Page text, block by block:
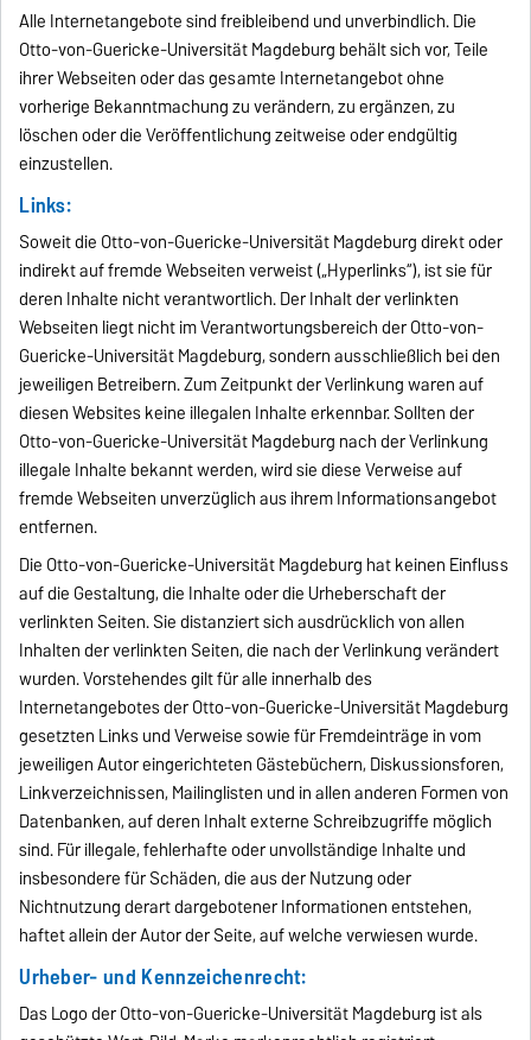
Alle Internetangebote sind freibleibend und unverbindlich. Die
Otto-von-Guericke-Universität Magdeburg behält sich vor, Teile
ihrer Webseiten oder das gesamte Internetangebot ohne
vorherige Bekanntmachung zu verändern, zu ergänzen, zu
löschen oder die Veröffentlichung zeitweise oder endgültig
einzustellen.
Links:
Soweit die Otto-von-Guericke-Universität Magdeburg direkt oder
indirekt auf fremde Webseiten verweist („Hyperlinks“), ist sie für
deren Inhalte nicht verantwortlich. Der Inhalt der verlinkten
Webseiten liegt nicht im Verantwortungsbereich der Otto-von-
Guericke-Universität Magdeburg, sondern ausschließlich bei den
jeweiligen Betreibern. Zum Zeitpunkt der Verlinkung waren auf
diesen Websites keine illegalen Inhalte erkennbar. Sollten der
Otto-von-Guericke-Universität Magdeburg nach der Verlinkung
illegale Inhalte bekannt werden, wird sie diese Verweise auf
fremde Webseiten unverzüglich aus ihrem Informationsangebot
entfernen.
Die Otto-von-Guericke-Universität Magdeburg hat keinen Einfluss
auf die Gestaltung, die Inhalte oder die Urheberschaft der
verlinkten Seiten. Sie distanziert sich ausdrücklich von allen
Inhalten der verlinkten Seiten, die nach der Verlinkung verändert
wurden. Vorstehendes gilt für alle innerhalb des
Internetangebotes der Otto-von-Guericke-Universität Magdeburg
gesetzten Links und Verweise sowie für Fremdeinträge in vom
jeweiligen Autor eingerichteten Gästebüchern, Diskussionsforen,
Linkverzeichnissen, Mailinglisten und in allen anderen Formen von
Datenbanken, auf deren Inhalt externe Schreibzugriffe möglich
sind. Für illegale, fehlerhafte oder unvollständige Inhalte und
insbesondere für Schäden, die aus der Nutzung oder
Nichtnutzung derart dargebotener Informationen entstehen,
haftet allein der Autor der Seite, auf welche verwiesen wurde.
Urheber- und Kennzeichenrecht:
Das Logo der Otto-von-Guericke-Universität Magdeburg ist als